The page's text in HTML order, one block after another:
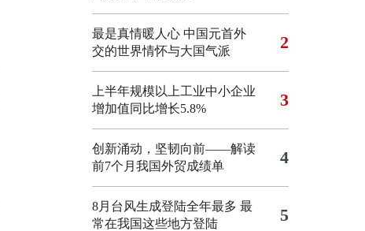
最是真情暖人心 中国元首外
交的世界情怀与大国气派
2
上半年规模以上工业中小企业
增加值同比增长5.8%
3
创新涌动，坚韧向前——解读
前7个月我国外贸成绩单
4
8月台风生成登陆全年最多 最
常在我国这些地方登陆
5